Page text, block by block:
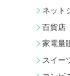
ネット
百貨店
家電量
スイー